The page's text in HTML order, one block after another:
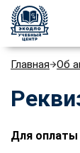
Главная Об
Для оплаты